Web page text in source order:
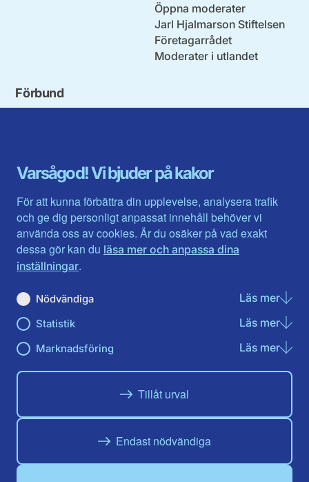
Varsågod! Vi bjuder på kakor
För att kunna förbättra din upplevelse, analysera trafik
och ge dig personligt anpassat innehåll behöver vi
använda oss av cookies. Är du osäker på vad exakt
dessa gör kan du läsa mer och anpassa dina
inställningar.
Nödvändiga Läs merom
Statistik Läs merom
Marknadsföring Läs merom
Tillåt urval
Endast nödvändiga
Öppna moderater
Jarl Hjalmarson Stiftelsen
Företagarrådet
Moderater i utlandet
Förbund
Gävleborg
Halland
Jämtlands län
Jönköpings län
Kalmar län
Kronobergs län
Norrbotten
Skåne län
Värmlands län
Västerbotten
Västra Götaland
Västernorrland
Västmanland
Örebro län
Östergötland
Du hittar oss här på sociala medier
Facebook
Instagram